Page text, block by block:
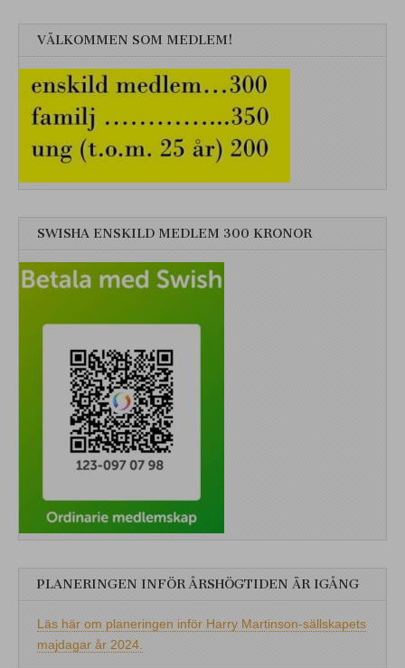
VÄLKOMMEN SOM MEDLEM!
SWISHA ENSKILD MEDLEM 300 KRONOR
PLANERINGEN INFÖR ÅRSHÖGTIDEN ÄR IGÅNG
Läs här om planeringen inför Harry Martinson-sällskapets
majdagar år 2024.